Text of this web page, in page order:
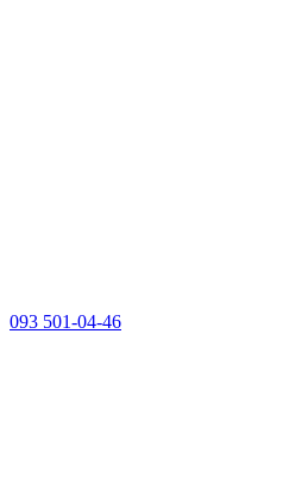
093 501-04-46